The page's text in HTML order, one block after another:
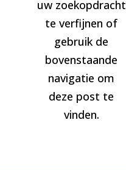
uw zoekopdracht
te verfijnen of
gebruik de
bovenstaande
navigatie om
deze post te
vinden.